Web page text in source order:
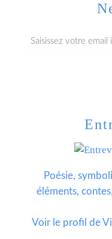
Poésie,
éléments,
Voir le profil de